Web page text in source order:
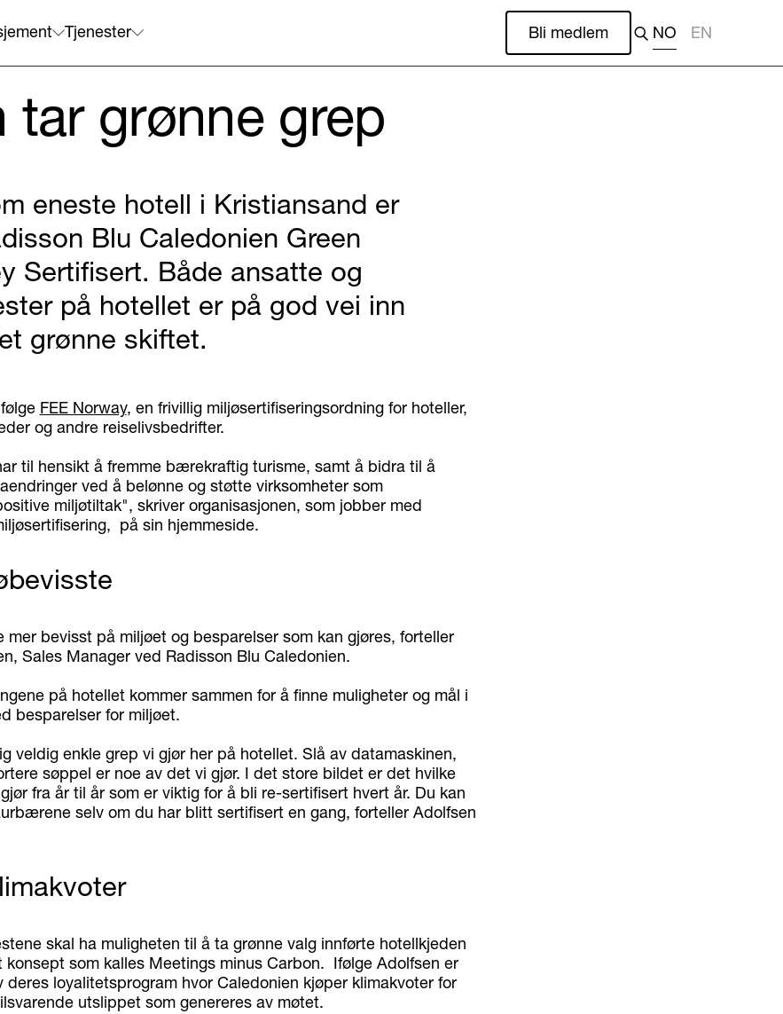
Tjenester Bli medlem NO EN
tar grønne grep
eneste hotell i Kristiansand er
Blu Caledonien Green
Sertifisert. Både ansatte og
på hotellet er på god vei inn
grønne skiftet.
FEE Norway, en frivillig miljøsertifiseringsordning for hoteller,
og andre reiselivsbedrifter.
til hensikt å fremme bærekraftig turisme, samt å bidra til å
ved å belønne og støtte virksomheter som
miljøtiltak", skriver organisasjonen, som jobber med
på sin hjemmeside.
mer bevisst på miljøet og besparelser som kan gjøres, forteller
Sales Manager ved Radisson Blu Caledonien.
på hotellet kommer sammen for å finne muligheter og mål i
besparelser for miljøet.
veldig enkle grep vi gjør her på hotellet. Slå av datamaskinen,
søppel er noe av det vi gjør. I det store bildet er det hvilke
fra år til år som er viktig for å bli re-sertifisert hvert år. Du kan
selv om du har blitt sertifisert en gang, forteller Adolfsen
skal ha muligheten til å ta grønne valg innførte hotellkjeden
konsept som kalles Meetings minus Carbon. Ifølge Adolfsen er
deres loyalitetsprogram hvor Caledonien kjøper klimakvoter for
utslippet som genereres av møtet.